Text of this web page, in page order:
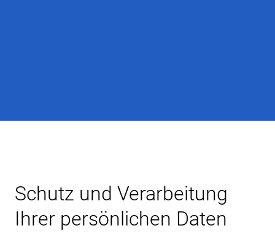
Schutz und Verarbeitung
Ihrer persönlichen Daten